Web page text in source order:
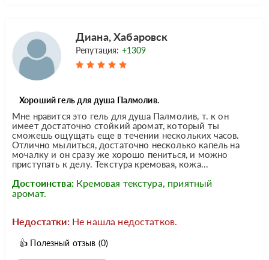
Диана, Хабаровск
Репутация: +1309
Хороший гель для душа Палмолив.
Мне нравится это гель для душа Палмолив, т. к он
имеет достаточно стойкий аромат, который ты
сможешь ощущать еще в течении нескольких часов.
Отлично мылиться, достаточно несколько капель на
мочалку и он сразу же хорошо пениться, и можно
приступать к делу. Текстура кремовая, кожа...
Достоинства: Кремовая текстура, приятный
аромат.
Недостатки: Не нашла недостатков.
👍 Полезный отзыв (0)